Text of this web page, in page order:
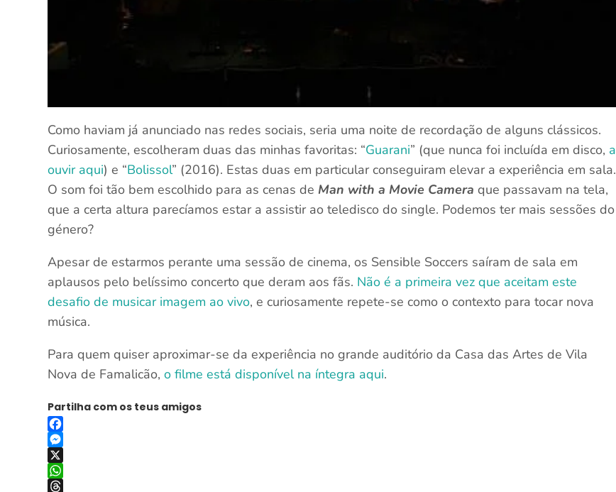
Como haviam já anunciado nas redes sociais, seria uma noite de recordação de alguns clássicos.
Curiosamente, escolheram duas das minhas favoritas: “Guarani” (que nunca foi incluída em disco, a
ouvir aqui) e “Bolissol” (2016). Estas duas em particular conseguiram elevar a experiência em sala.
O som foi tão bem escolhido para as cenas de Man with a Movie Camera que passavam na tela,
que a certa altura parecíamos estar a assistir ao teledisco do single. Podemos ter mais sessões do
género?
Apesar de estarmos perante uma sessão de cinema, os Sensible Soccers saíram de sala em
aplausos pelo belíssimo concerto que deram aos fãs. Não é a primeira vez que aceitam este
desafio de musicar imagem ao vivo, e curiosamente repete-se como o contexto para tocar nova
música.
Para quem quiser aproximar-se da experiência no grande auditório da Casa das Artes de Vila
Nova de Famalicão,o filme está disponível na íntegra aqui.
Partilha com os teus amigos
Facebook
Messenger
X
WhatsApp